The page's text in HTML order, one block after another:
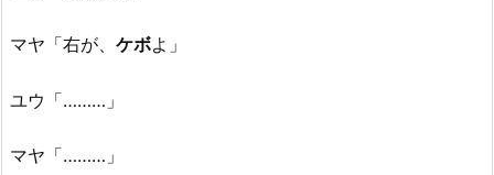
マヤ「右が、 ケボよ」
ユウ「………」
マヤ「………」